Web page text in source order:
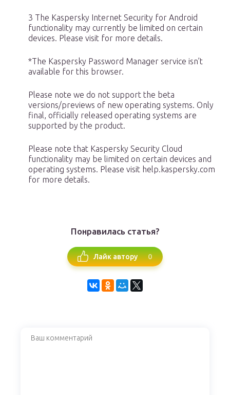
3 The Kaspersky Internet Security for Android
functionality may currently be limited on certain
devices. Please visit for more details.
*The Kaspersky Password Manager service isn’t
available for this browser.
Please note we do not support the beta
versions/previews of new operating systems. Only
final, officially released operating systems are
supported by the product.
Please note that Kaspersky Security Cloud
functionality may be limited on certain devices and
operating systems. Please visit help.kaspersky.com
for more details.
Понравилась статья?
Лайк автору 0